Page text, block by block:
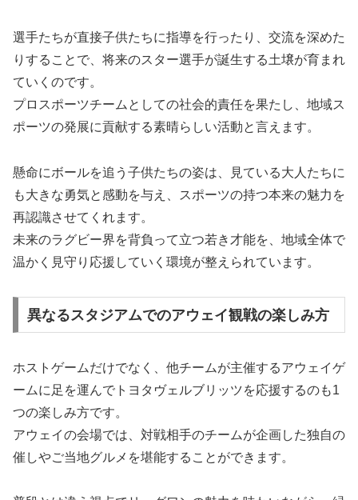
選手たちが直接子供たちに指導を行ったり、交流を深めた
りすることで、将来のスター選手が誕生する土壌が育まれ
ていくのです。
プロスポーツチームとしての社会的責任を果たし、地域ス
ポーツの発展に貢献する素晴らしい活動と言えます。
懸命にボールを追う子供たちの姿は、見ている大人たちに
も大きな勇気と感動を与え、スポーツの持つ本来の魅力を
再認識させてくれます。
未来のラグビー界を背負って立つ若き才能を、地域全体で
温かく見守り応援していく環境が整えられています。
異なるスタジアムでのアウェイ観戦の楽しみ方
ホストゲームだけでなく、他チームが主催するアウェイゲ
ームに足を運んでトヨタヴェルブリッツを応援するのも1
つの楽しみ方です。
アウェイの会場では、対戦相手のチームが企画した独自の
催しやご当地グルメを堪能することができます。